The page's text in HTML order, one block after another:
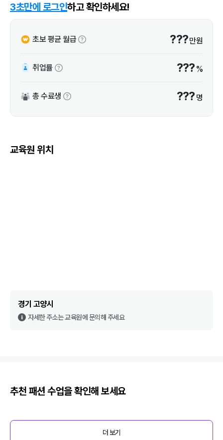
3초만에 로그인하고 확인하세요!
초보 평균 월급 ???만원
취업률 ??? %
총 수료생 ??? 명
교육원 위치
경기 고양시
자세한 주소는 교육원에 문의해 주세요
추천 패션 수업을 확인해 보세요
더 보기